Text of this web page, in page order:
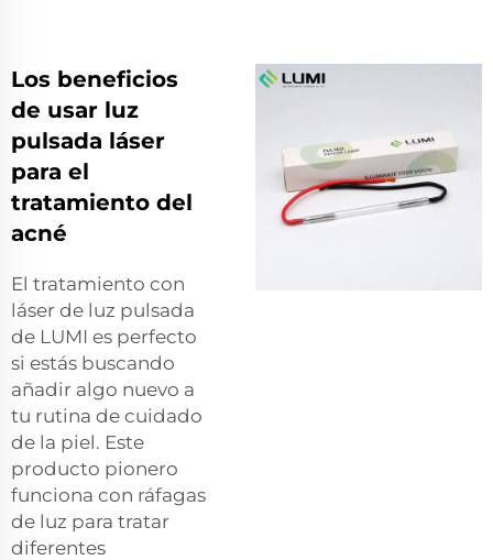
Los beneficios
de usar luz
pulsada láser
para el
tratamiento del
acné
El tratamiento con
láser de luz pulsada
de LUMI es perfecto
si estás buscando
añadir algo nuevo a
tu rutina de cuidado
de la piel. Este
producto pionero
funciona con ráfagas
de luz para tratar
diferentes